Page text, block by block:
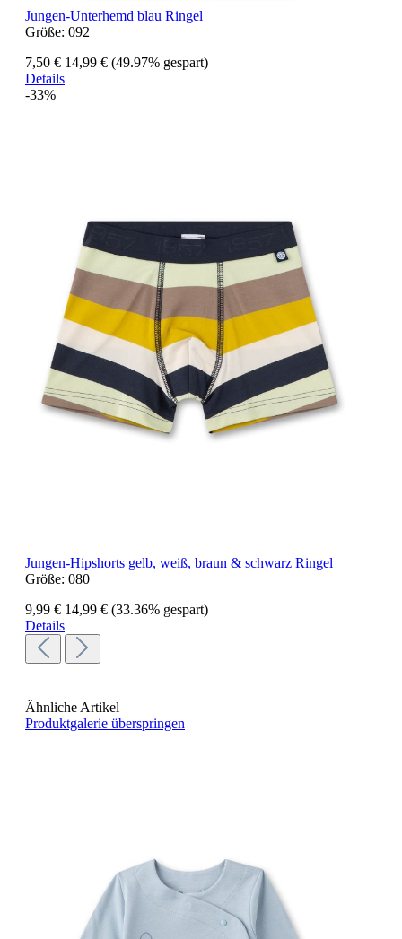
Jungen-Unterhemd blau Ringel
Größe: 092
7,50 € 14,99 € (49.97% gespart)
Details
-33%
Jungen-Hipshorts gelb, weiß, braun & schwarz Ringel
Größe: 080
9,99 € 14,99 € (33.36% gespart)
Details
Ähnliche Artikel
Produktgalerie überspringen